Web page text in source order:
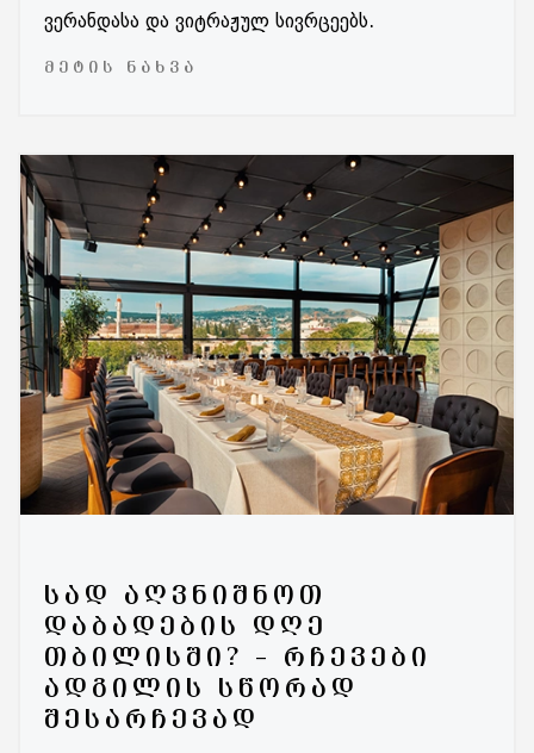
ვერანდასა და ვიტრაჟულ სივრცეებს.
ᲛᲔᲢᲘᲡ ᲜᲐᲮᲕᲐ
ᲡᲐᲓ ᲐᲦᲕᲜᲘᲨᲜᲝᲗ
ᲓᲐᲑᲐᲓᲔᲑᲘᲡ ᲓᲦᲔ
ᲗᲑᲘᲚᲘᲡᲨᲘ? – ᲠᲩᲔᲕᲔᲑᲘ
ᲐᲓᲒᲘᲚᲘᲡ ᲡᲬᲝᲠᲐᲓ
ᲨᲔᲡᲐᲠᲩᲔᲕᲐᲓ